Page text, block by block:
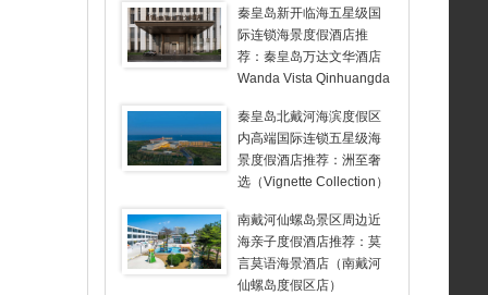
秦皇岛新开临海五星级国
际连锁海景度假酒店推
荐：秦皇岛万达文华酒店
Wanda Vista Qinhuangda
秦皇岛北戴河海滨度假区
内高端国际连锁五星级海
景度假酒店推荐：洲至奢
选（Vignette Collection）
南戴河仙螺岛景区周边近
海亲子度假酒店推荐：莫
言莫语海景酒店（南戴河
仙螺岛度假区店）